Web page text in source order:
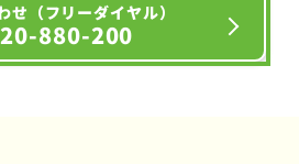
せ（フリーダイヤル）
880-200